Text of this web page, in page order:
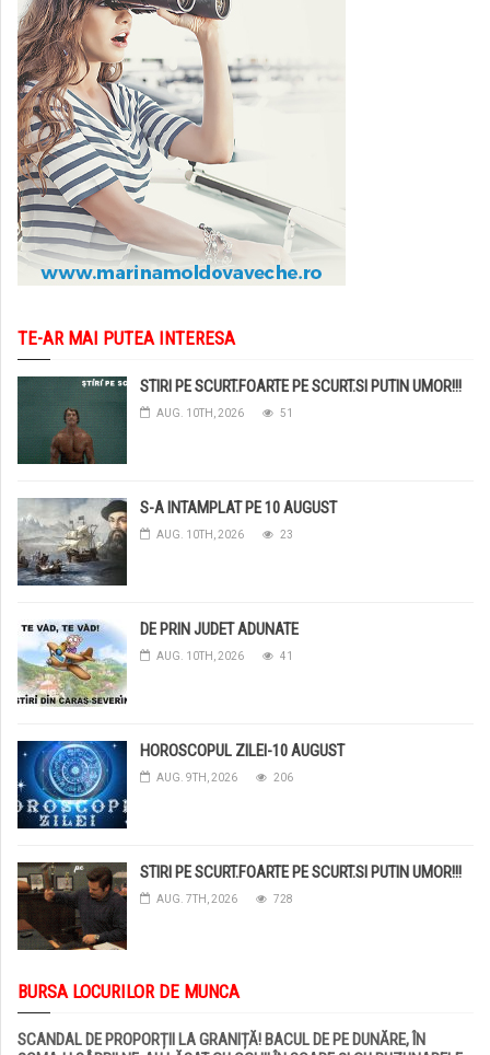
TE-AR MAI PUTEA INTERESA
STIRI PE SCURT.FOARTE PE SCURT.SI PUTIN UMOR!!!
AUG. 10TH, 2026 51
S-A INTAMPLAT PE 10 AUGUST
AUG. 10TH, 2026 23
DE PRIN JUDET ADUNATE
AUG. 10TH, 2026 41
HOROSCOPUL ZILEI-10 AUGUST
AUG. 9TH, 2026 206
STIRI PE SCURT.FOARTE PE SCURT.SI PUTIN UMOR!!!
AUG. 7TH, 2026 728
BURSA LOCURILOR DE MUNCA
SCANDAL DE PROPORȚII LA GRANIȚĂ! BACUL DE PE DUNĂRE, ÎN